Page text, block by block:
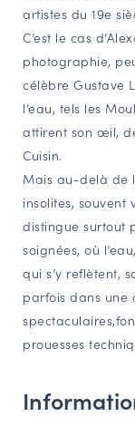
artistes du 19e
C’est le cas
photographie,
célèbre Gustave
l’eau, tels les
attirent son œil,
Cuisin.
Mais au-delà de
insolites, souvent
distingue surtout
soignées, où
qui s’y reflètent,
parfois dans une
prouesses